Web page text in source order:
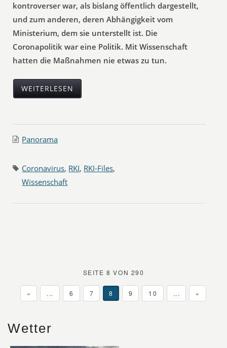
kontroverser war, als bislang öffentlich dargestellt,
und zum anderen, deren Abhängigkeit vom
Ministerium, dem sie unterstellt ist. Die
Coronapolitik war eine Politik. Mit Wissenschaft
hatten die Maßnahmen nie etwas zu tun.
WEITERLESEN
Panorama
Coronavirus, RKI, RKI-Files,
Wissenschaft
SEITE 8 VON 290
« ... 6 7 8 9 10 ... »
Wetter